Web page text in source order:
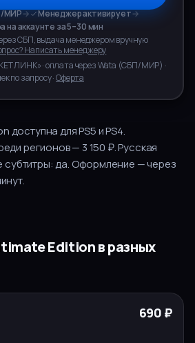
МИР→ Менеджер активирует→
на аккаунте за 5–30 мин
СБП, выдача менеджером вручную
Написать менеджеру
ЛИНК»· оплата черезWata (СБП/МИР) ·
по запросу ·Оферта
доступна дляPS5 и PS4.
регионов — 3 150 ₽.Русская
субтитры:да. Оформление — через
Editionв разных
690 ₽